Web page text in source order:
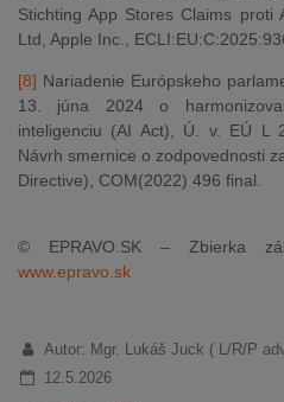
Stichting App Stores Claims proti
Ltd, Apple Inc.,
[8] Nariadenie Európskeho
13. júna 2024 o
inteligenciu (AI Act), Ú. v. EÚ L
Návrh smernice o zodpovednosti
Directive), COM(2022) 496 final.
© EPRAVO.SK – Zbierka
www.epravo.sk
Autor: Mgr. Lukáš Juck ( L/R/P
12.5.2026